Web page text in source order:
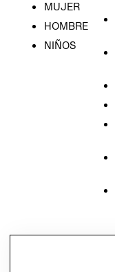
MUJER
HOMBRE
NIÑOS